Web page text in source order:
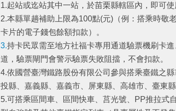
1.起站或迄站其中一站，於苗栗縣轄區內，即可使
2.本縣單趟補助上限為100點(元)（例：搭乘時敬
卡片的電子錢包餘額扣款）。
3.持卡民眾需至地方社福卡專用通道驗票機刷卡
道，驗票閘門會警示驗票失敗阻擋，不會扣款。
4.依國營臺灣鐵路股份有限公司參與搭乘臺鐵之
投縣、嘉義縣、嘉義市、屏東縣、高雄市、臺東縣
5.可搭乘區間車、區間快車、莒光號、PP推拉式